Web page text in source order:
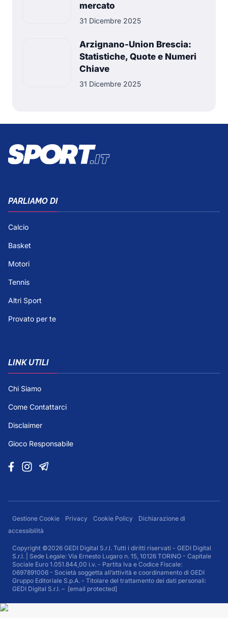
mercato
31 Dicembre 2025
Arzignano-Union Brescia:
Statistiche, Quote e Numeri
Chiave
31 Dicembre 2025
PARLIAMO DI
Calcio
Basket
Motori
Tennis
Altri Sport
Provato per te
LINK UTILI
Chi Siamo
Come Contattarci
Disclaimer
Gioco Responsabile
Gestione Cookie Privacy Cookie Policy
Dichiarazione di
accessibilità
Copyright ©2026 GEDI Digital S.r.l. Tutti i diritti riservati - GEDI Digital
S.r.l. | Sede Legale: Via Ernesto Lugaro n. 15, 10126 TORINO - Capitale
Sociale Euro 1.051.844,00 i.v. - Partita Iva e Codice Fiscale:
0697891006 - Società soggetta all’attività e coordinamento di GEDI
Gruppo Editoriale S.p.A. - Titolare del trattamento dei dati personali:
GEDI Digital S.r.l. – [email protected]